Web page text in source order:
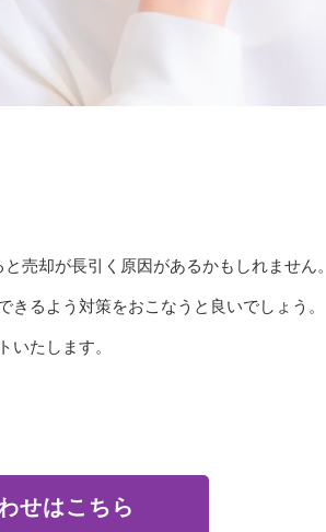
売却が長引く原因があるかもしれません。
るよう対策をおこなうと良いでしょう。
いたします。
せはこちら